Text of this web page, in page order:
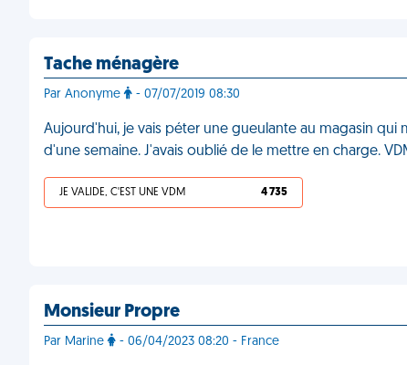
Tache ménagère
Par Anonyme - 07/07/2019 08:30
Aujourd'hui, je vais péter une gueulante au magasin
d'une semaine. J'avais oublié de le mettre en charge.
JE VALIDE, C'EST UNE VDM 4 735
Monsieur Propre
Par Marine - 06/04/2023 08:20 - France